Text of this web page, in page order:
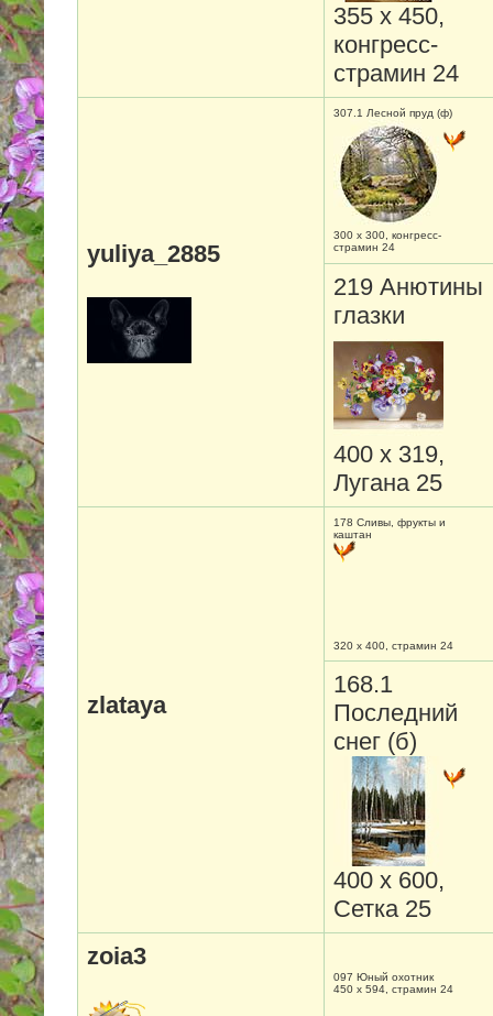
355 х 450,
конгресс-
страмин 24
yuliya_2885
307.1 Лесной пруд (ф)
300 х 300, конгресс-
страмин 24
219 Анютины
глазки
400 х 319,
Лугана 25
178 Сливы, фрукты и
каштан
168.1
Последний
снег (б)
400 х 600,
Сетка 25
zoia3